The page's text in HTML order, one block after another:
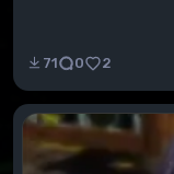
71 0 2